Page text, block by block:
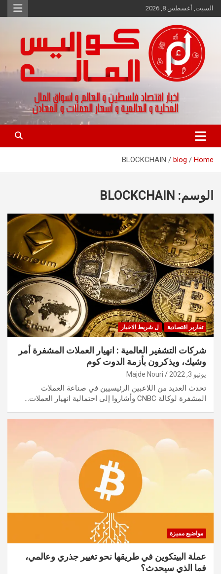
Skip
to
السبت, أغسطس 8, 2026
كواليس المال
اخبار اقتصاد فلسطين و العالم و تقارير اسواق المال و العملات
Home
blog
BLOCKCHAIN
الوسم: BLOCKCHAIN
تقارير اقتصادية ل شريط الاخبار
شركات التشفير العالمية : انهيار العملات المشفرة أمر
وشيك، ويذكرون بأزمة الدوت كوم
يونيو 3, 2022 Majde Nouri
تحدث العديد من اللاعبين الرئيسيين في صناعة العملات
المشفرة لوكالة CNBC وأشاروا إلى احتمالية انهيار العملات…
مواضيع مميزة
عملة البيتكوين في طريقها نحو تغيير جذري وعالمي،
فما الذي سيحدث؟